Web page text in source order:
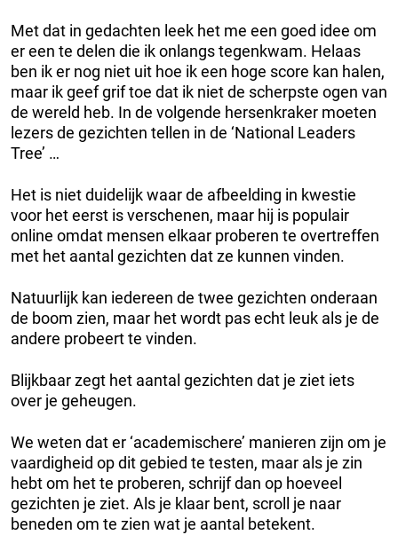
Met dat in gedachten leek het me een goed idee om
er een te delen die ik onlangs tegenkwam. Helaas
ben ik er nog niet uit hoe ik een hoge score kan halen,
maar ik geef grif toe dat ik niet de scherpste ogen van
de wereld heb. In de volgende hersenkraker moeten
lezers de gezichten tellen in de ‘National Leaders
Tree’ …
Het is niet duidelijk waar de afbeelding in kwestie
voor het eerst is verschenen, maar hij is populair
online omdat mensen elkaar proberen te overtreffen
met het aantal gezichten dat ze kunnen vinden.
Natuurlijk kan iedereen de twee gezichten onderaan
de boom zien, maar het wordt pas echt leuk als je de
andere probeert te vinden.
Blijkbaar zegt het aantal gezichten dat je ziet iets
over je geheugen.
We weten dat er ‘academischere’ manieren zijn om je
vaardigheid op dit gebied te testen, maar als je zin
hebt om het te proberen, schrijf dan op hoeveel
gezichten je ziet. Als je klaar bent, scroll je naar
beneden om te zien wat je aantal betekent.